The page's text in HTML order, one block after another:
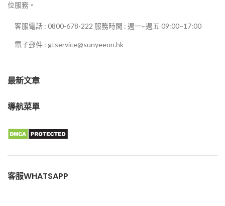
位服務。
客服電話 : 0800-678-222 服務時間 : 週一~週五 09:00~17:00
電子郵件 : gtservice@sunyeeon.hk
最新文章
導航菜單
客服WHATSAPP